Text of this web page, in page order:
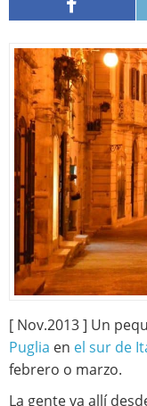
[ Nov.2013 ] Un
Puglia en el sur de
febrero o marzo.
La gente va allí